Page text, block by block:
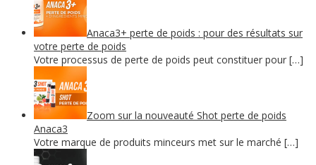
Anaca3+ perte de poids : pour des résultats sur
votre perte de poids
Votre processus de perte de poids peut constituer pour […]
Zoom sur la nouveauté Shot perte de poids
Anaca3
Votre marque de produits minceurs met sur le marché […]